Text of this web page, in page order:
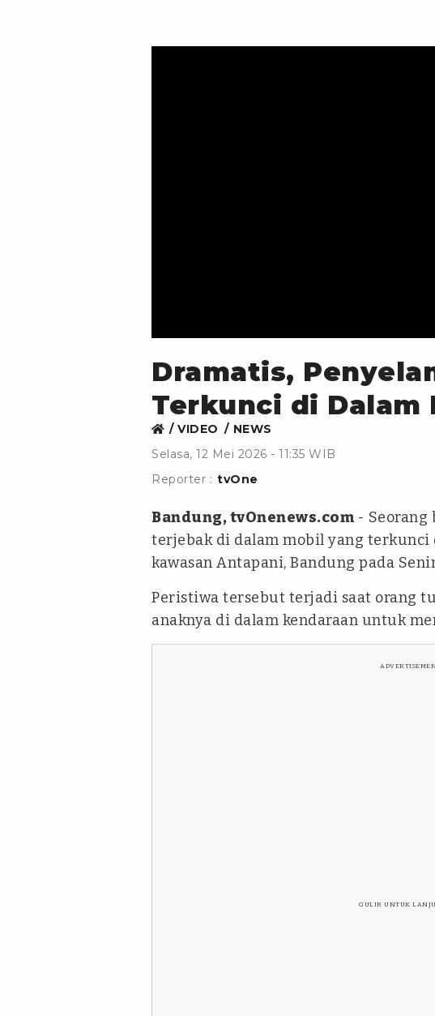
Dramatis,
Terkunci di Dalam
VIDEO
NEWS
Selasa, 12 Mei 2026 - 11:35 WIB
Reporter : tvOne
Bandung, tvOnenews.com - Seorang
terjebak di dalam mobil yang terkunci
kawasan Antapani, Bandung pada
Peristiwa tersebut terjadi saat orang
anaknya di dalam kendaraan untuk
GULIR UNTUK